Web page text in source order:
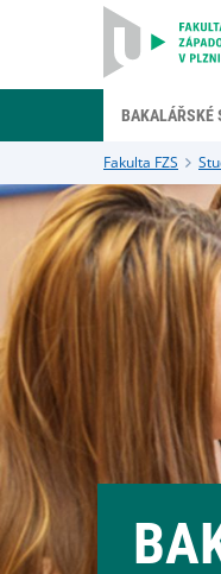
BAKALÁŘSKÉ
Fakulta FZS